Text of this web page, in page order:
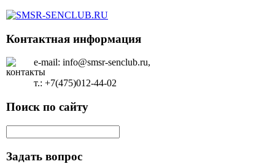
Контактная информация
e-mail: info@smsr-senclub.ru,
т.: +7(475)012-44-02
Поиск по сайту
Задать вопрос